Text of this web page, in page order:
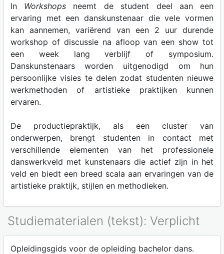
In Workshops neemt de student deel aan een
ervaring met een danskunstenaar die vele vormen
kan aannemen, variërend van een 2 uur durende
workshop of discussie na afloop van een show tot
een week lang verblijf of symposium.
Danskunstenaars worden uitgenodigd om hun
persoonlijke visies te delen zodat studenten nieuwe
werkmethoden of artistieke praktijken kunnen
ervaren.
De productiepraktijk, als een cluster van
onderwerpen, brengt studenten in contact met
verschillende elementen van het professionele
danswerkveld met kunstenaars die actief zijn in het
veld en biedt een breed scala aan ervaringen van de
artistieke praktijk, stijlen en methodieken.
Studiematerialen (tekst): Verplicht
Opleidingsgids voor de opleiding bachelor dans.